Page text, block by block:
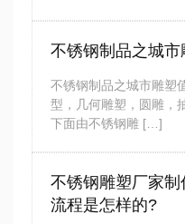
不锈钢制品之城
不锈钢制品之城市雕塑
型，几何雕塑，圆雕，
下面由不锈钢雕 […]
不锈钢雕塑厂家
流程是怎样的?